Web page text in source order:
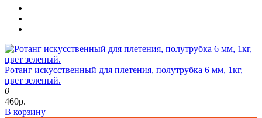
Ротанг искусственный для плетения, полутрубка 6 мм, 1кг,
цвет зеленый.
0
460р.
В корзину